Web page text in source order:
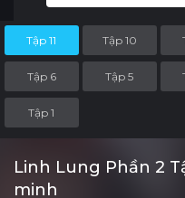
Tập 11 Tập 10
Tập 6 Tập 5
Tập 1
Linh Lung Phần 2
minh